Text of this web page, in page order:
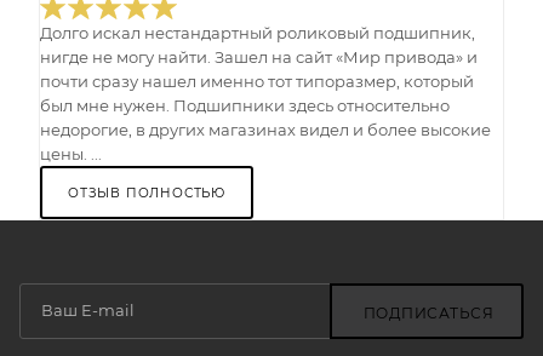
Долго искал нестандартный роликовый подшипник,
нигде не могу найти. Зашел на сайт «Мир привода» и
почти сразу нашел именно тот типоразмер, который
был мне нужен. Подшипники здесь относительно
недорогие, в других магазинах видел и более высокие
цены. ...
ОТЗЫВ ПОЛНОСТЬЮ
ПОДПИСАТЬСЯ